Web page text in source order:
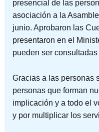
presencial de las
asociación a la
junio. Aprobaron las
presentaron en el
pueden ser
Gracias a las personas
personas que forman
implicación y a todo el
y por multiplicar los